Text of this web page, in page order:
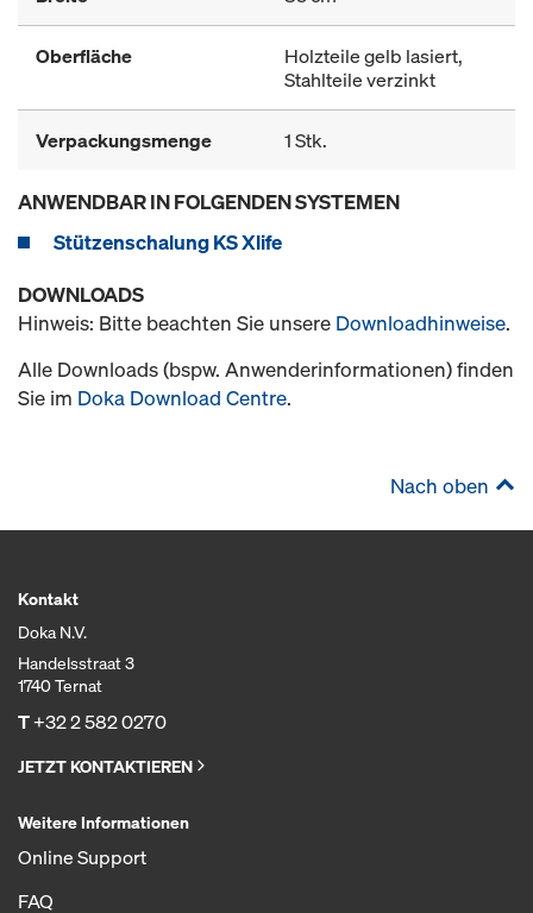
Oberfläche
Holzteile gelb lasiert,
Stahlteile verzinkt
Verpackungsmenge 1 Stk.
ANWENDBAR IN FOLGENDEN SYSTEMEN
Stützenschalung KS Xlife
DOWNLOADS
Hinweis: Bitte beachten Sie unsere Downloadhinweise.
Alle Downloads (bspw. Anwenderinformationen) finden
Sie im Doka Download Centre.
Nach oben
Kontakt
Doka N.V.
Handelsstraat 3
1740 Ternat
T+32 2 582 0270
JETZT KONTAKTIEREN
Weitere Informationen
Online Support
FAQ